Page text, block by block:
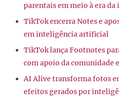
parentais em meio à era
TikTok encerra Notes e
em inteligência artificial
TikTok lança Footnotes
com apoio da
AI Alive transforma fotos
efeitos gerados por